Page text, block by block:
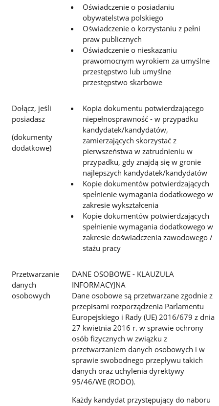
Oświadczenie o posiadaniu
obywatelstwa polskiego
Oświadczenie o korzystaniu z pełni
praw publicznych
Oświadczenie o nieskazaniu
prawomocnym wyrokiem za umyślne
przestępstwo lub umyślne
przestępstwo skarbowe
Dołącz, jeśli
posiadasz
(dokumenty
dodatkowe)
Kopia dokumentu potwierdzającego
niepełnosprawność - w przypadku
kandydatek/kandydatów,
zamierzających skorzystać z
pierwszeństwa w zatrudnieniu w
przypadku, gdy znajdą się w gronie
najlepszych kandydatek/kandydatów
Kopie dokumentów potwierdzających
spełnienie wymagania dodatkowego w
zakresie wykształcenia
Kopie dokumentów potwierdzających
spełnienie wymagania dodatkowego w
zakresie doświadczenia zawodowego /
stażu pracy
Przetwarzanie
danych
osobowych
DANE OSOBOWE - KLAUZULA
INFORMACYJNA
Dane osobowe są przetwarzane zgodnie z
przepisami rozporządzenia Parlamentu
Europejskiego i Rady (UE) 2016/679 z dnia
27 kwietnia 2016 r. w sprawie ochrony
osób fizycznych w związku z
przetwarzaniem danych osobowych i w
sprawie swobodnego przepływu takich
danych oraz uchylenia dyrektywy
95/46/WE (RODO).
Każdy kandydat przystępujący do naboru